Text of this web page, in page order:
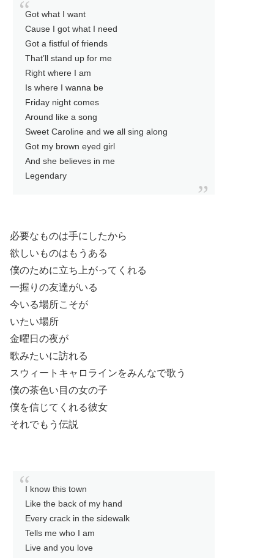
Got what I want
Cause I got what I need
Got a fistful of friends
That’ll stand up for me
Right where I am
Is where I wanna be
Friday night comes
Around like a song
Sweet Caroline and we all sing along
Got my brown eyed girl
And she believes in me
Legendary
必要なものは手にしたから
欲しいものはもうある
僕のために立ち上がってくれる
一握りの友達がいる
今いる場所こそが
いたい場所
金曜日の夜が
歌みたいに訪れる
スウィートキャロラインをみんなで歌う
僕の茶色い目の女の子
僕を信じてくれる彼女
それでもう伝説
I know this town
Like the back of my hand
Every crack in the sidewalk
Tells me who I am
Live and you love